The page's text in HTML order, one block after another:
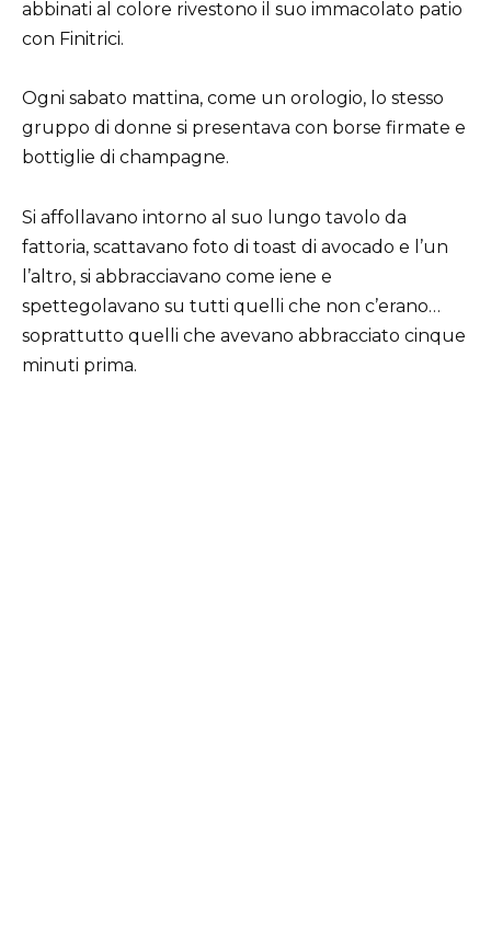
abbinati al colore rivestono il suo immacolato patio
con Finitrici.
Ogni sabato mattina, come un orologio, lo stesso
gruppo di donne si presentava con borse firmate e
bottiglie di champagne.
Si affollavano intorno al suo lungo tavolo da
fattoria, scattavano foto di toast di avocado e l’un
l’altro, si abbracciavano come iene e
spettegolavano su tutti quelli che non c’erano…
soprattutto quelli che avevano abbracciato cinque
minuti prima.